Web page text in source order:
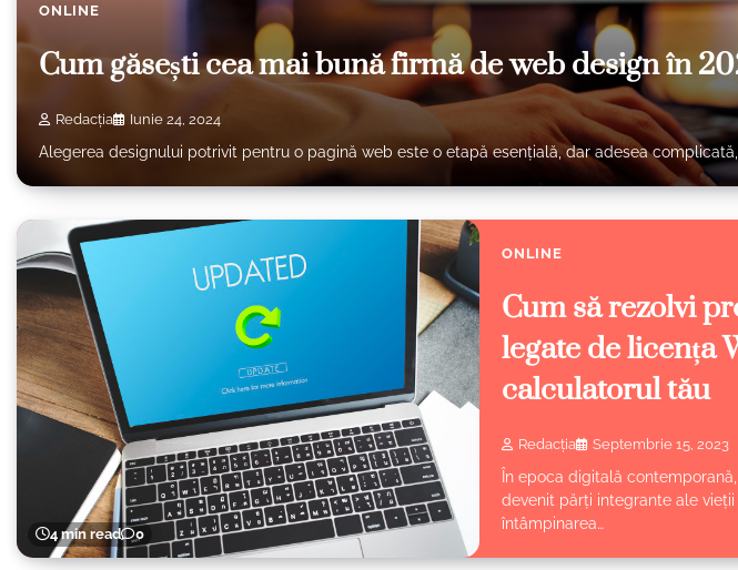
ONLINE
Cum găsești cea mai bună firmă de web design în
Redacția Iunie 24, 2024
Alegerea designului potrivit pentru o pagină web este o etapă esențială, dar adesea complicată,
4 min read 0
ONLINE
Cum să rezolvi
legate de licența
calculatorul tău
Redacția Septembrie 15, 2023
În epoca digitală
devenit părți integrante ale vieții
întâmpinarea…